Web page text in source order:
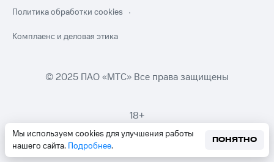
Мы используем cookies для улучшения работы
нашего сайта. Подробнее.
ПОНЯТНО
Политика обработки cookies
Комплаенс и деловая этика
© 2025 ПАО «МТС» Все права защищены
18+